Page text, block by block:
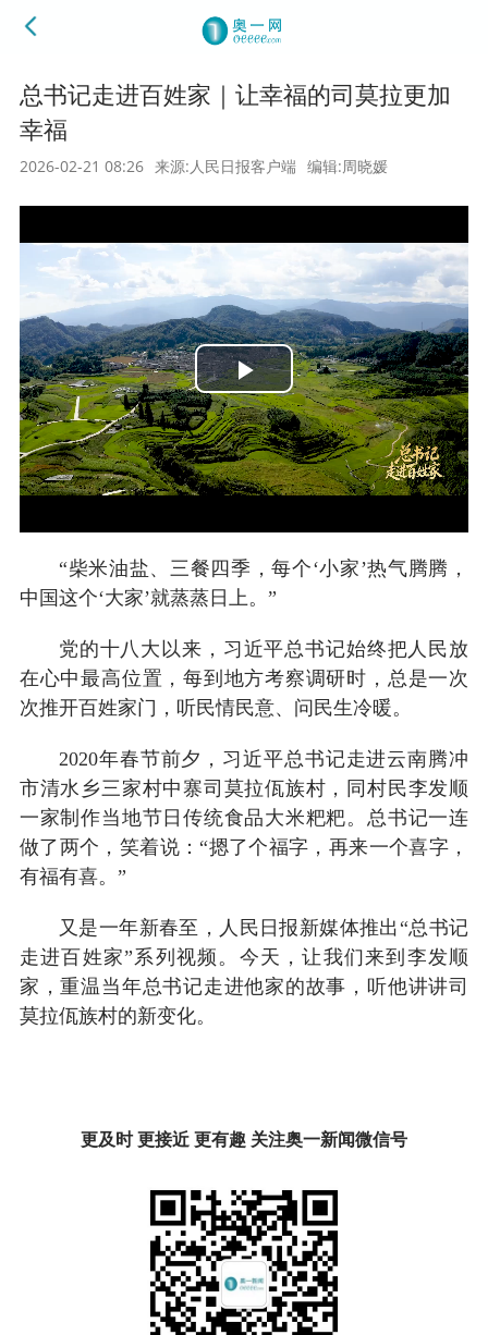
总书记走进百姓家｜让幸福的司莫拉更加
幸福
2026-02-21 08:26 来源:人民日报客户端 编辑:周晓媛
Play
Video
“柴米油盐、三餐四季，每个‘小家’热气腾腾，
中国这个‘大家’就蒸蒸日上。”
党的十八大以来，习近平总书记始终把人民放
在心中最高位置，每到地方考察调研时，总是一次
次推开百姓家门，听民情民意、问民生冷暖。
2020年春节前夕，习近平总书记走进云南腾冲
市清水乡三家村中寨司莫拉佤族村，同村民李发顺
一家制作当地节日传统食品大米粑粑。总书记一连
做了两个，笑着说：“摁了个福字，再来一个喜字，
有福有喜。”
又是一年新春至，人民日报新媒体推出“总书记
走进百姓家”系列视频。今天，让我们来到李发顺
家，重温当年总书记走进他家的故事，听他讲讲司
莫拉佤族村的新变化。
更及时 更接近 更有趣 关注奥一新闻微信号